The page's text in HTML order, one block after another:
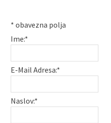
* obavezna polja
Ime:*
E-Mail Adresa:*
Naslov:*